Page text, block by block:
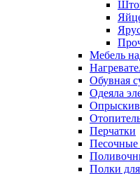
Мебель
Обувная
Одеяла
Перчатки
Полки